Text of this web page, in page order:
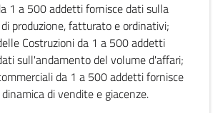
1 a 500 addetti fornisce dati sulla
produzione, fatturato e ordinativi;
Costruzioni da 1 a 500 addetti
sull'andamento del volume d'affari;
da 1 a 500 addetti fornisce
di vendite e giacenze.